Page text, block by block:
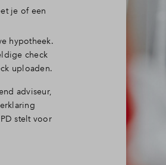
je of een
hypotheek.
check
uploaden.
adviseur,
stelt voor